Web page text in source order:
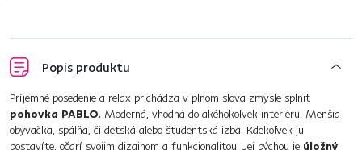
Popis produktu
Príjemné posedenie a relax prichádza v plnom slova zmysle splniť
pohovka PABLO. Moderná, vhodná do akéhokoľvek interiéru. Menšia
obývačka, spálňa, či detská alebo študentská izba. Kdekoľvek ju
postavíte, očarí svojim dizajnom a funkcionalitou. Jej pýchou je úložný